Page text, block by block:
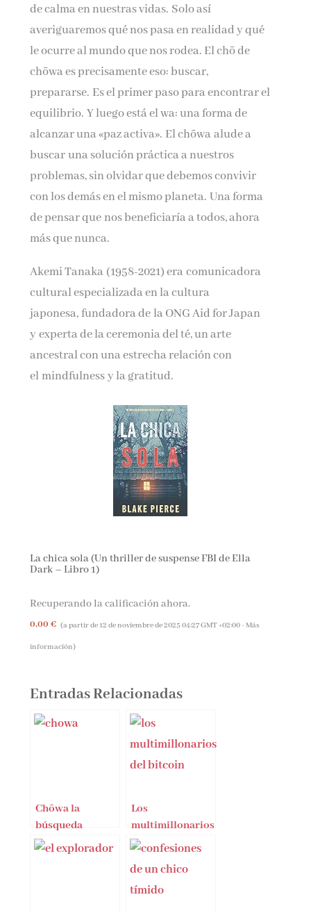
de calma en nuestras vidas. Solo así
averiguaremos qué nos pasa en realidad y qué
le ocurre al mundo que nos rodea. El chō de
chōwa es precisamente eso: buscar,
prepararse. Es el primer paso para encontrar el
equilibrio. Y luego está el wa: una forma de
alcanzar una «paz activa». El chōwa alude a
buscar una solución práctica a nuestros
problemas, sin olvidar que debemos convivir
con los demás en el mismo planeta. Una forma
de pensar que nos beneficiaría a todos, ahora
más que nunca.
Akemi Tanaka (1958-2021) era comunicadora
cultural especializada en la cultura
japonesa, fundadora de la ONG Aid for Japan
y experta de la ceremonia del té, un arte
ancestral con una estrecha relación con
el mindfulness y la gratitud.
La chica sola (Un thriller de suspense FBI de Ella
Dark – Libro 1)
Recuperando la calificación ahora.
0,00 € (a partir de 12 de noviembre de 2025 04:27 GMT +02:00 -Más
información)
Entradas Relacionadas
Chōwa la
búsqueda
del equilibro
Los
multimillonarios
del Bitcoin de